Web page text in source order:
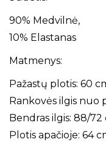
90% Medvilnė,
10% Elastanas
Matmenys:
Pažastų plotis: 60
Rankovės ilgis nuo
Bendras ilgis: 88/72
Plotis apačioje: 64